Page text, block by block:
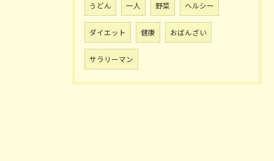
うどん 一人 野菜 ヘルシー
ダイエット 健康 おばんざい
サラリーマン